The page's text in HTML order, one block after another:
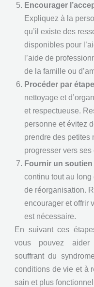
Encourager
Expliquez à la
qu’il existe des
disponibles pour
l’aide de
de la famille ou
Procéder par
nettoyage et
et respectueuse.
personne et évitez
prendre des petites
progresser vers ses
Fournir un
continu tout au
de réorganisation.
encourager et offrir
est nécessaire.
En suivant ces
vous pouvez aider
souffrant du
conditions de vie et à
sain et plus